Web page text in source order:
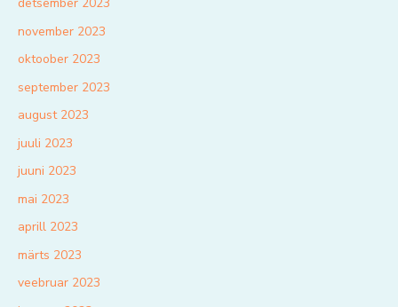
detsember 2023
november 2023
oktoober 2023
september 2023
august 2023
juuli 2023
juuni 2023
mai 2023
aprill 2023
märts 2023
veebruar 2023